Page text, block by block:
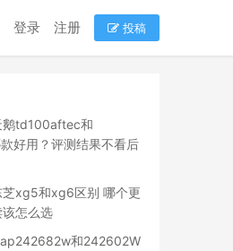
登录 注册 投稿
鹅td100aftec和
好用？评测结果不看后
芝xg5和xg6区别 哪个更
怎么选
和242602W